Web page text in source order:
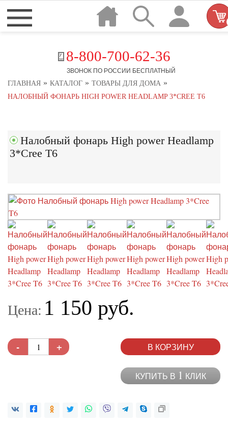
8-800-700-62-36
ЗВОНОК ПО РОССИИ БЕСПЛАТНЫЙ
ГЛАВНАЯ » КАТАЛОГ » ТОВАРЫ ДЛЯ ДОМА »
НАЛОБНЫЙ ФОНАРЬ HIGH POWER HEADLAMP 3*CREE T6
Налобный фонарь High power Headlamp
3*Cree T6
Цена: 1 150 руб.
- + В КОРЗИНУ
КУПИТЬ В 1 КЛИК